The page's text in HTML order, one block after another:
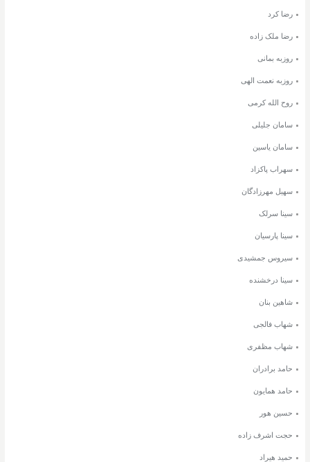
رضا کرد
رضا ملک زاده
روزبه بمانی
روزبه نعمت الهی
روح الله کرمی
سامان جلیلی
سامان یاسین
سهراب پاکزاد
سهیل مهرزادگان
سینا سرلک
سینا پارسیان
سیروس جمشیدی
سینا درخشنده
شاهین بنان
شهاب فالجی
شهاب مظفری
حامد برادران
حامد همایون
حسین هور
حجت اشرف زاده
حمید هیراد